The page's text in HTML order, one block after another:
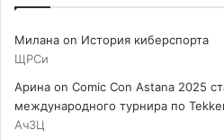
Милана on История киберспорта
ЩРСи
Арина on Comic Con Astana 2025
международного турнира по
АчЗЦ